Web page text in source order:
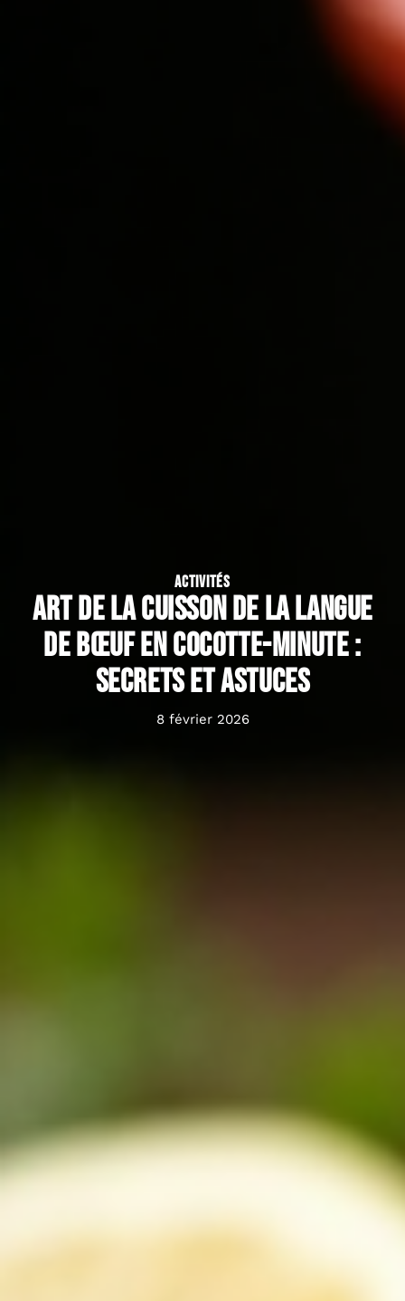
ACTIVITÉS
Art de la cuisson de la langue
de bœuf en cocotte-minute :
secrets et astuces
8 février 2026